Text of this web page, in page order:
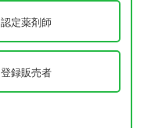
認定薬剤師
登録販売者